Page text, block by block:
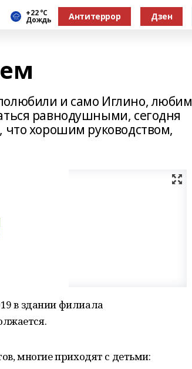
+22 °С
Дождь Антитеррор Дзен
и само Иглино, любим
равнодушными, сегодня
хорошим руководством,
в здании филиала
многие приходят с детьми: